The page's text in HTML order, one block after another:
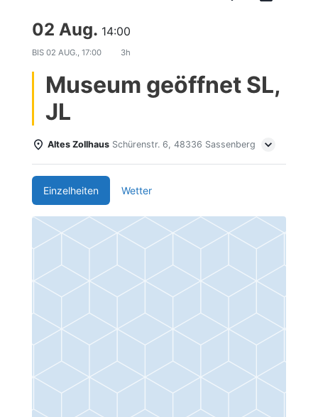
02 Aug. 14:00
BIS 02 AUG., 17:00 3h
Museum geöffnet SL,
JL
Altes Zollhaus Schürenstr. 6, 48336 Sassenberg
Einzelheiten Wetter